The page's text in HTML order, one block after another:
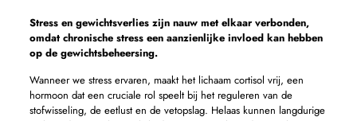
Stress en gewichtsverlies zijn nauw met elkaar verbonden,
omdat chronische stress een aanzienlijke invloed kan hebben
op de gewichtsbeheersing.
Wanneer we stress ervaren, maakt het lichaam cortisol vrij, een
hormoon dat een cruciale rol speelt bij het reguleren van de
stofwisseling, de eetlust en de vetopslag. Helaas kunnen langdurige